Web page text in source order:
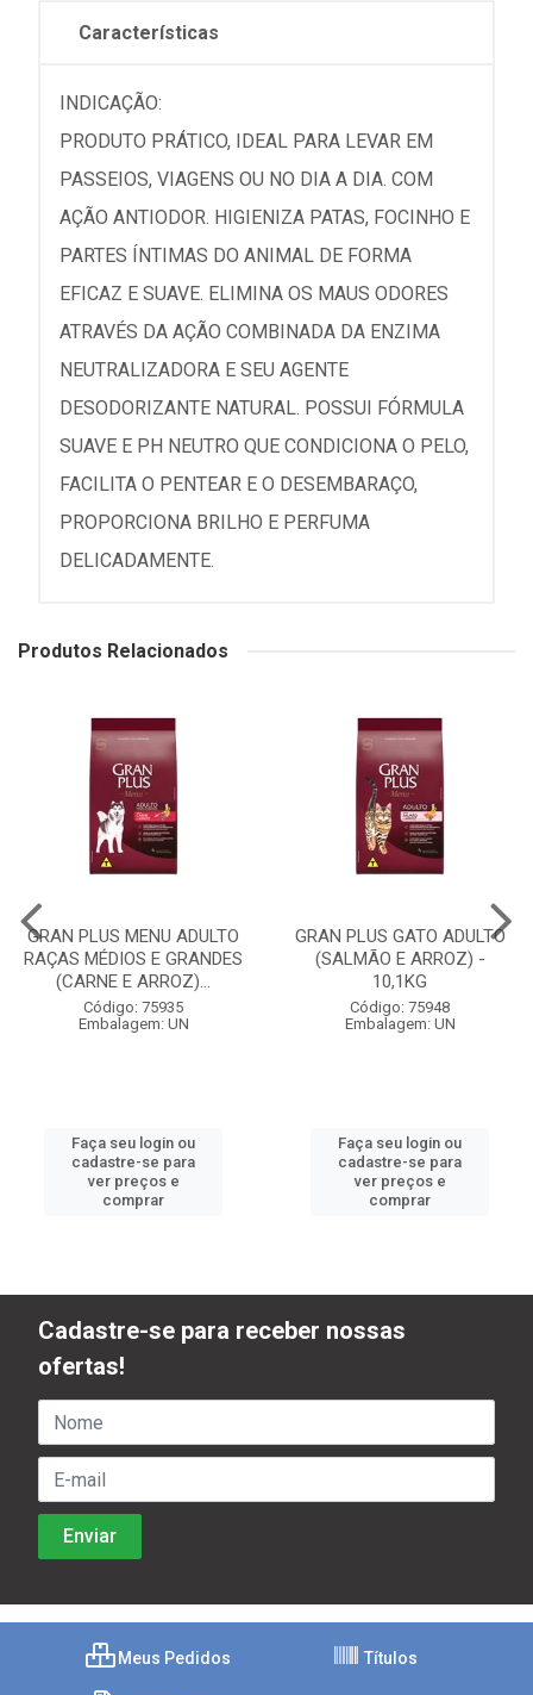
Características
INDICAÇÃO:
PRODUTO PRÁTICO, IDEAL PARA LEVAR EM
PASSEIOS, VIAGENS OU NO DIA A DIA. COM
AÇÃO ANTIODOR. HIGIENIZA PATAS, FOCINHO E
PARTES ÍNTIMAS DO ANIMAL DE FORMA
EFICAZ E SUAVE. ELIMINA OS MAUS ODORES
ATRAVÉS DA AÇÃO COMBINADA DA ENZIMA
NEUTRALIZADORA E SEU AGENTE
DESODORIZANTE NATURAL. POSSUI FÓRMULA
SUAVE E PH NEUTRO QUE CONDICIONA O PELO,
FACILITA O PENTEAR E O DESEMBARAÇO,
PROPORCIONA BRILHO E PERFUMA
DELICADAMENTE.
Produtos Relacionados
GRAN PLUS MENU ADULTO
RAÇAS MÉDIOS E GRANDES
(CARNE E ARROZ)...
Código: 75935
Embalagem: UN
Faça seu login ou
cadastre-se para
ver preços e
comprar
GRAN PLUS GATO ADULTO
(SALMÃO E ARROZ) -
10,1KG
Código: 75948
Embalagem: UN
Faça seu login ou
cadastre-se para
ver preços e
comprar
Cadastre-se para receber nossas
ofertas!
Meus Pedidos Títulos